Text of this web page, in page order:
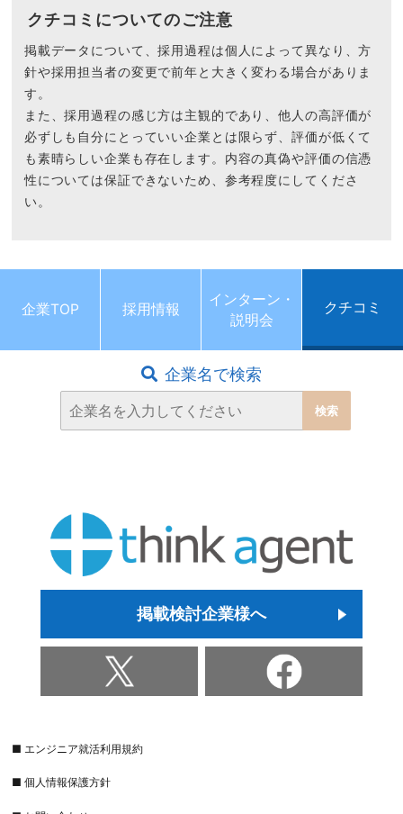
クチコミについてのご注意
掲載データについて、採用過程は個人によって異なり、方
針や採用担当者の変更で前年と大きく変わる場合がありま
す。
また、採用過程の感じ方は主観的であり、他人の高評価が
必ずしも自分にとっていい企業とは限らず、評価が低くて
も素晴らしい企業も存在します。内容の真偽や評価の信憑
性については保証できないため、参考程度にしてくださ
い。
企業TOP 採用情報
インターン・
説明会
クチコミ
企業名で検索
掲載検討企業様へ
■ エンジニア就活利用規約
■ 個人情報保護方針